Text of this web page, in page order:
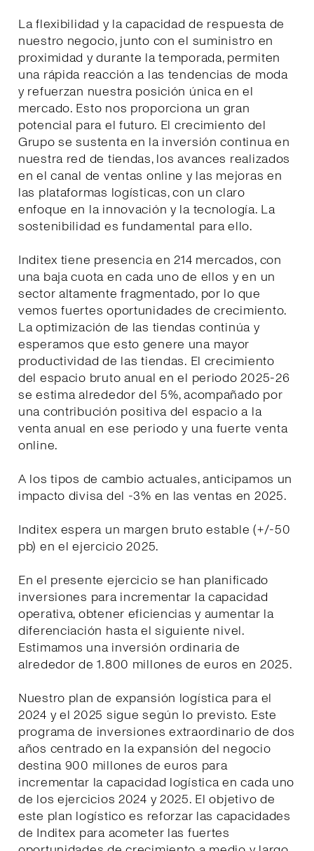
La flexibilidad y la capacidad de respuesta de
nuestro negocio, junto con el suministro en
proximidad y durante la temporada, permiten
una rápida reacción a las tendencias de moda
y refuerzan nuestra posición única en el
mercado. Esto nos proporciona un gran
potencial para el futuro. El crecimiento del
Grupo se sustenta en la inversión continua en
nuestra red de tiendas, los avances realizados
en el canal de ventas online y las mejoras en
las plataformas logísticas, con un claro
enfoque en la innovación y la tecnología. La
sostenibilidad es fundamental para ello.
Inditex tiene presencia en 214 mercados, con
una baja cuota en cada uno de ellos y en un
sector altamente fragmentado, por lo que
vemos fuertes oportunidades de crecimiento.
La optimización de las tiendas continúa y
esperamos que esto genere una mayor
productividad de las tiendas. El crecimiento
del espacio bruto anual en el periodo 2025-26
se estima alrededor del 5%, acompañado por
una contribución positiva del espacio a la
venta anual en ese periodo y una fuerte venta
online.
A los tipos de cambio actuales, anticipamos un
impacto divisa del -3% en las ventas en 2025.
Inditex espera un margen bruto estable (+/-50
pb) en el ejercicio 2025.
En el presente ejercicio se han planificado
inversiones para incrementar la capacidad
operativa, obtener eficiencias y aumentar la
diferenciación hasta el siguiente nivel.
Estimamos una inversión ordinaria de
alrededor de 1.800 millones de euros en 2025.
Nuestro plan de expansión logística para el
2024 y el 2025 sigue según lo previsto. Este
programa de inversiones extraordinario de dos
años centrado en la expansión del negocio
destina 900 millones de euros para
incrementar la capacidad logística en cada uno
de los ejercicios 2024 y 2025. El objetivo de
este plan logístico es reforzar las capacidades
de Inditex para acometer las fuertes